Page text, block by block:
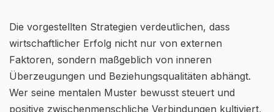
Die vorgestellten Strategien verdeutlichen, dass
wirtschaftlicher Erfolg nicht nur von externen
Faktoren, sondern maßgeblich von inneren
Überzeugungen und Beziehungsqualitäten abhängt.
Wer seine mentalen Muster bewusst steuert und
positive zwischenmenschliche Verbindungen kultiviert,